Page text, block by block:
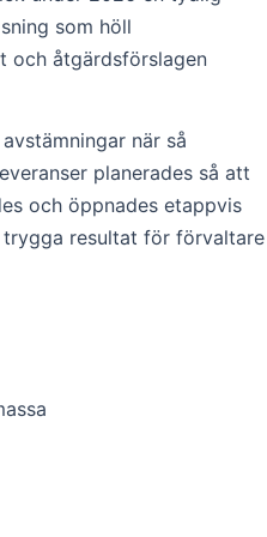
som höll
och åtgärdsförslagen
när så
planerades så att
och öppnades etappvis
resultat för förvaltare